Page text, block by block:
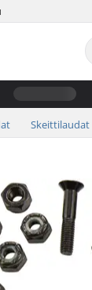
Skeittilaudat